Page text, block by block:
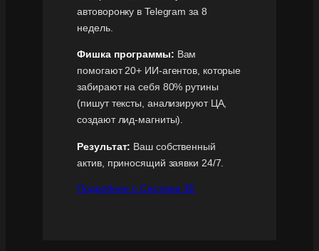
автоворонку в Telegram за 8
недель.
Фишка программы: Вам
помогают 20+ ИИ-агентов, которые
забирают на себя 80% рутины
(пишут тексты, анализируют ЦА,
создают лид-магниты).
Результат: Ваш собственный
актив, приносящий заявки 24/7.
Подробнее о Системе 3Е